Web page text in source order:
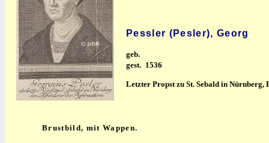
Pessler (Pesler), Georg
geb.
gest. 1536
Letzter Propst zu St. Sebald in
Brustbild, mit Wappen.